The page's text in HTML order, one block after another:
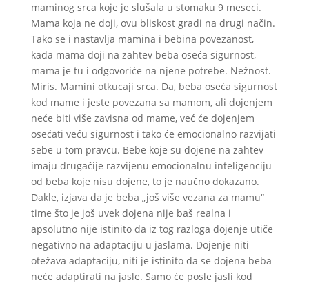
maminog srca koje je slušala u stomaku 9 meseci.
Mama koja ne doji, ovu bliskost gradi na drugi način.
Tako se i nastavlja mamina i bebina povezanost,
kada mama doji na zahtev beba oseća sigurnost,
mama je tu i odgovoriće na njene potrebe. Nežnost.
Miris. Mamini otkucaji srca. Da, beba oseća sigurnost
kod mame i jeste povezana sa mamom, ali dojenjem
neće biti više zavisna od mame, već će dojenjem
osećati veću sigurnost i tako će emocionalno razvijati
sebe u tom pravcu. Bebe koje su dojene na zahtev
imaju drugačije razvijenu emocionalnu inteligenciju
od beba koje nisu dojene, to je naučno dokazano.
Dakle, izjava da je beba „još više vezana za mamu“
time što je još uvek dojena nije baš realna i
apsolutno nije istinito da iz tog razloga dojenje utiče
negativno na adaptaciju u jaslama. Dojenje niti
otežava adaptaciju, niti je istinito da se dojena beba
neće adaptirati na jasle. Samo će posle jasli kod